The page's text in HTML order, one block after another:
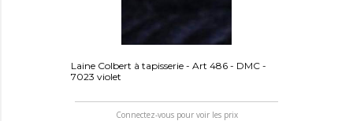
Laine Colbert à tapisserie - Art 486 - DMC -
7023 violet
Connectez-vous pour voir les prix